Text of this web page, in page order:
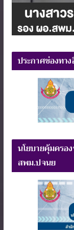
ประกาศช่องทา
นโยบายคุ้มคร
สพม.ปจนย